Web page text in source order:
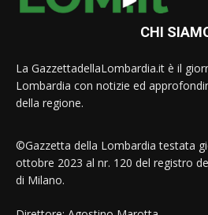
CHI
La GazzettadellaLombardia.it è il
Lombardia con notizie ed
della regione.
©Gazzetta della Lombardia testata
ottobre 2023 al nr. 120 del registro
di Milano.